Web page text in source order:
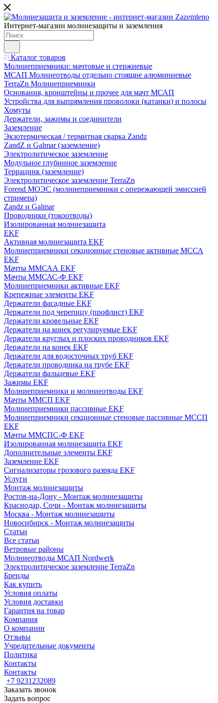
Интернет-магазин молниезащиты и заземления
Каталог товаров
Молниеприемники: мачтовые и стержневые
МСАП Молниеотводы отдельно стоящие алюминиевые
TerraZn Молниеприемники
Основания, кронштейны и прочее для мачт МСАП
Устройства для выпрямления проволоки (катанки) и полосы
Хомуты
Держатели, зажимы и соединители
Заземление
Экзотермическая / термитная сварка Zandz
ZandZ и Galmar (заземление)
Электролитическое заземление
Модульное глубинное заземление
Террацинк (заземление)
Электролитическое заземление TerraZn
Forend МОЭС (молниеприемники с опережающей эмиссией
стримера)
Zandz и Galmar
Проводники (токоотводы)
Изолированная молниезащита
EKF
Активная молниезащита EKF
Молниеприемники секционные стеновые активные МССА
EKF
Мачты ММСАА EKF
Мачты ММСАС-Ф EKF
Молниеприемники активные EKF
Крепежные элементы EKF
Держатели фасадные EKF
Держатели под черепицу (профлист) EKF
Держатели кровельные EKF
Держатели на конек регулируемые EKF
Держатели круглых и плоских проводников EKF
Держатели на конек EKF
Держатели для водосточных труб EKF
Держатели проводника на трубе EKF
Держатели фальцевые EKF
Зажимы EKF
Молниеприемники и молниеотводы EKF
Мачты ММСП EKF
Молниеприемники пассивные EKF
Молниеприемники секционные стеновые пассивные МССП
EKF
Мачты ММСПС-Ф EKF
Изолированная молниезащита EKF
Дополнительные элементы EKF
Заземление EKF
Сигнализаторы грозового разряда EKF
Услуги
Монтаж молниезащиты
Ростов-на-Дону - Монтаж молниезащиты
Краснодар, Сочи - Монтаж молниезащиты
Москва - Монтаж молниезащиты
Новосибирск - Монтаж молниезащиты
Статьи
Все статьи
Ветровые районы
Молниеотводы МСАП Nordwerk
Электролитическое заземление TerraZn
Бренды
Как купить
Условия оплаты
Условия доставки
Гарантия на товар
Компания
О компании
Отзывы
Учредительные документы
Политика
Контакты
Контакты
+7 9231232089
Заказать звонок
Задать вопрос